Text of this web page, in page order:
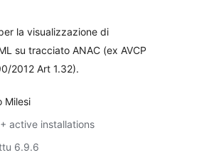
la visualizzazione di
su tracciato ANAC (ex AVCP
2012 Art 1.32).
Milesi
active installations
6.9.6